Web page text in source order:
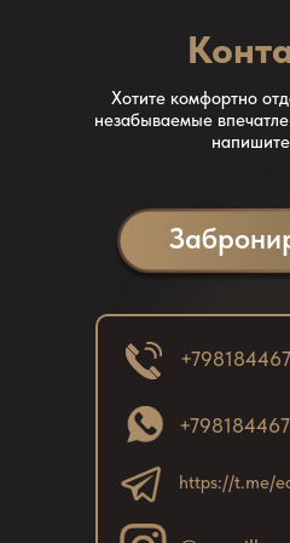
Хотите комфортно
незабываемые
https://t.me/